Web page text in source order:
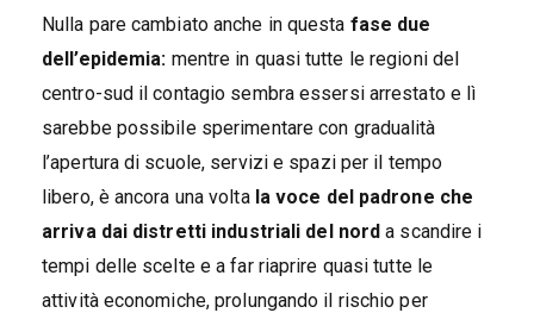
Nulla pare cambiato anche in questa fase due
dell’epidemia: mentre in quasi tutte le regioni del
centro-sud il contagio sembra essersi arrestato e lì
sarebbe possibile sperimentare con gradualità
l’apertura di scuole, servizi e spazi per il tempo
libero, è ancora una volta la voce del padrone che
arriva dai distretti industriali del norda scandire i
tempi delle scelte e a far riaprire quasi tutte le
attività economiche, prolungando il rischio per